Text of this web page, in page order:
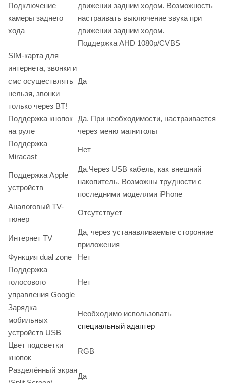
Подключение
камеры заднего
хода
движении задним ходом. Возможность
настраивать выключение звука при
движении задним ходом.
Поддержка AHD 1080p/CVBS
SIM-карта для
интернета, звонки и
смс осуществлять
нельзя, звонки
только через BT!
Да
Поддержка кнопок
на руле
Да. При необходимости, настраивается
через меню магнитолы
Поддержка
Miracast
Нет
Поддержка Apple
устройств
Да.Через USB кабель, как внешний
накопитель. Возможны трудности с
последними моделями iPhone
Аналоговый TV-
тюнер
Отсутствует
Интернет TV
Да, через устанавливаемые сторонние
приложения
Функция dual zone
Нет
Поддержка
голосового
управления Google
Нет
Зарядка
мобильных
устройств USB
Необходимо использовать
специальный адаптер
Цвет подсветки
кнопок
RGB
Разделённый экран
Да